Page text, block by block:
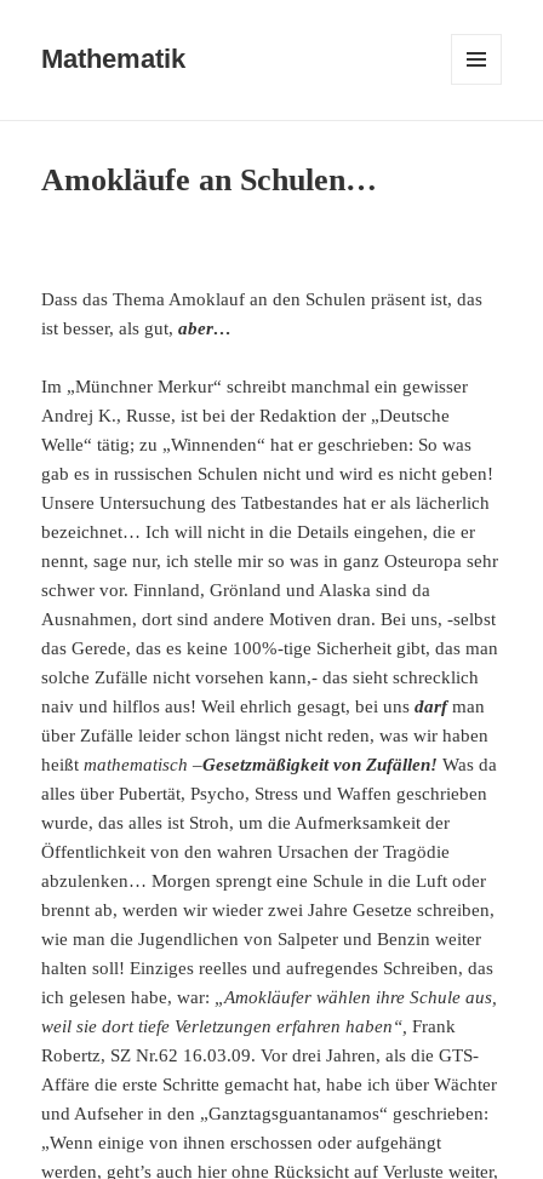
Mathematik
Amokläufe an Schulen…
Dass das Thema Amoklauf an den Schulen präsent ist, das
ist besser, als gut,aber…
Im „Münchner Merkur“ schreibt manchmal ein gewisser
Andrej K., Russe, ist bei der Redaktion der „Deutsche
Welle“ tätig; zu „Winnenden“ hat er geschrieben: So was
gab es in russischen Schulen nicht und wird es nicht geben!
Unsere Untersuchung des Tatbestandes hat er als lächerlich
bezeichnet… Ich will nicht in die Details eingehen, die er
nennt, sage nur, ich stelle mir so was in ganz Osteuropa sehr
schwer vor. Finnland, Grönland und Alaska sind da
Ausnahmen, dort sind andere Motiven dran. Bei uns, -selbst
das Gerede, das es keine 100%-tige Sicherheit gibt, das man
solche Zufälle nicht vorsehen kann,- das sieht schrecklich
naiv und hilflos aus! Weil ehrlich gesagt, bei unsdarfman
über Zufälle leider schon längst nicht reden, was wir haben
heißtmathematisch –Gesetzmäßigkeit von Zufällen!Was da
alles über Pubertät, Psycho, Stress und Waffen geschrieben
wurde, das alles ist Stroh, um die Aufmerksamkeit der
Öffentlichkeit von den wahren Ursachen der Tragödie
abzulenken… Morgen sprengt eine Schule in die Luft oder
brennt ab, werden wir wieder zwei Jahre Gesetze schreiben,
wie man die Jugendlichen von Salpeter und Benzin weiter
halten soll! Einziges reelles und aufregendes Schreiben, das
ich gelesen habe, war: „Amokläufer wählen ihre Schule aus,
weil sie dort tiefe Verletzungen erfahren haben“,Frank
Robertz, SZ Nr.62 16.03.09. Vor drei Jahren, als die GTS-
Affäre die erste Schritte gemacht hat, habe ich über Wächter
und Aufseher in den „Ganztagsguantanamos“ geschrieben:
„Wenn einige von ihnen erschossen oder aufgehängt
werden, geht’s auch hier ohne Rücksicht auf Verluste weiter,